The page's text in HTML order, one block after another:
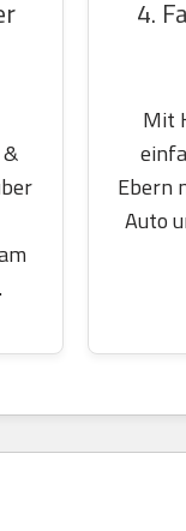
4.
Mit
Ebern
Auto